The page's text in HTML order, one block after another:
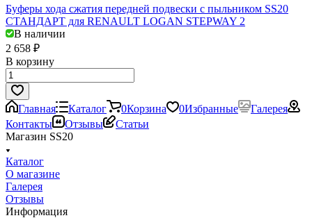
Буферы хода сжатия передней подвески с пыльником SS20
СТАНДАРТ для RENAULT LOGAN STEPWAY 2
В наличии
2 658 ₽
В корзину
Главная Каталог 0Корзина 0Избранные
Галерея
Контакты
Отзывы
Статьи
Магазин SS20
Каталог
О магазине
Галерея
Отзывы
Информация